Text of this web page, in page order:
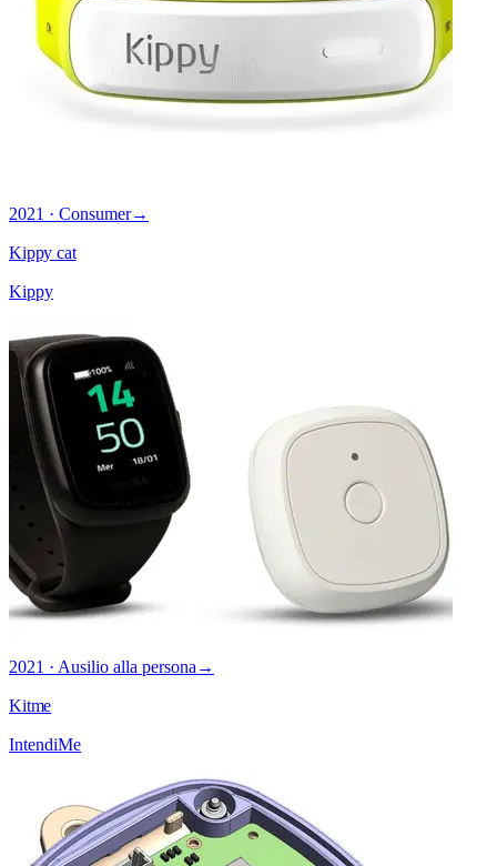
2021 · Consumer→
Kippy cat
Kippy
2021 · Ausilio alla persona →
Kitme
IntendiMe